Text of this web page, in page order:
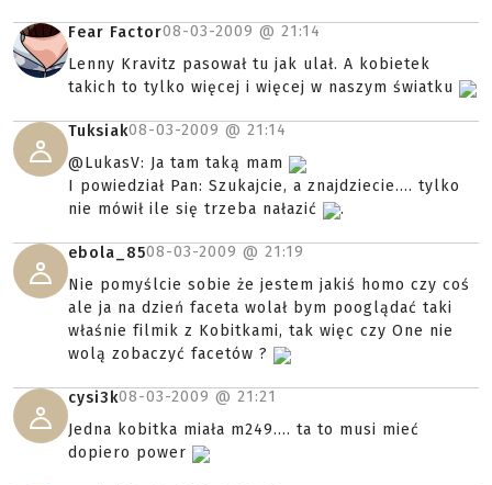
Fear Factor08-03-2009 @ 21:14
Lenny Kravitz pasował tu jak ulał. A kobietek
takich to tylko więcej i więcej w naszym światku
Tuksiak08-03-2009 @ 21:14
@LukasV: Ja tam taką mam
I powiedział Pan: Szukajcie, a znajdziecie.... tylko
nie mówił ile się trzeba nałazić
.
ebola_8508-03-2009 @ 21:19
Nie pomyślcie sobie że jestem jakiś homo czy coś
ale ja na dzień faceta wolał bym pooglądać taki
właśnie filmik z Kobitkami, tak więc czy One nie
wolą zobaczyć facetów ?
cysi3k08-03-2009 @ 21:21
Jedna kobitka miała m249.... ta to musi mieć
dopiero power